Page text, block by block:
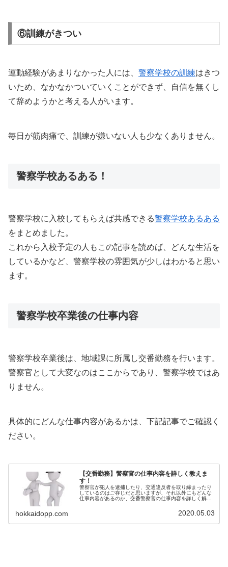
⑥訓練がきつい
運動経験があまりなかった人には、 警察学校の訓練はきつ
いため、なかなかついていくことができず、自信を無くし
て辞めようかと考える人がいます。
毎日が筋肉痛で、訓練が嫌いない人も少なくありません。
警察学校あるある！
警察学校に入校してもらえば共感できる警察学校あるある
をまとめました。
これから入校予定の人もこの記事を読めば、どんな生活を
しているかなど、警察学校の雰囲気が少しはわかると思い
ます。
警察学校卒業後の仕事内容
警察学校卒業後は、地域課に所属し交番勤務を行います。
警察官として大変なのはここからであり、警察学校ではあ
りません。
具体的にどんな仕事内容があるかは、下記記事でご確認く
ださい。
【交番勤務】警察官の仕事内容を詳しく教えま
す！
警察官が犯人を逮捕したり、交通違反者を取り締まったり
しているのはご存じだと思いますが、それ以外にもどんな
仕事内容があるのか、交番警察官の仕事内容を詳しく解説
hokkaidopp.com 2020.05.03